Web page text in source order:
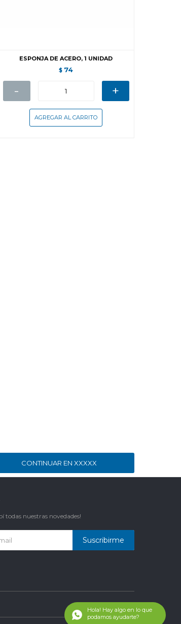
ESPONJA DE ACERO, 1 UNIDAD
$ 74
- +
CONTINUAR EN XXXXX
todas nuestras novedades!
Suscribirme